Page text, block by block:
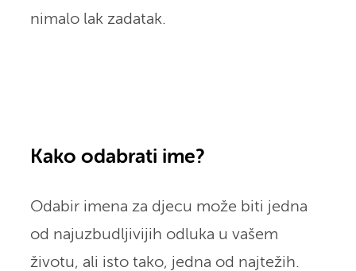
nimalo lak zadatak.
Kako odabrati ime?
Odabir imena za djecu može biti jedna
od najuzbudljivijih odluka u vašem
životu, ali isto tako, jedna od najtežih.